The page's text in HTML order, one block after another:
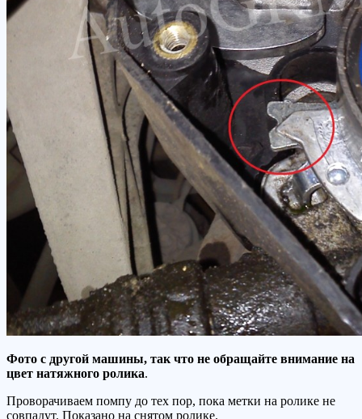
Фото с другой машины, так что не обращайте внимание на
цвет натяжного ролика.
Проворачиваем помпу до тех пор, пока метки на ролике не
совпадут. Показано на снятом ролике.